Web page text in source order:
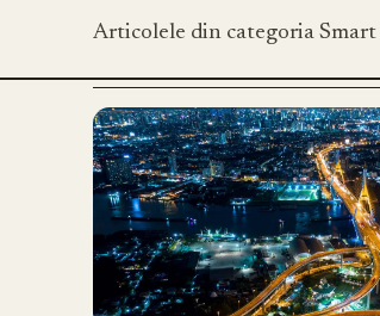
Articolele din categoria